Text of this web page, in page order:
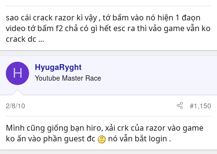
sao cái crack razor kì vậy , tớ bấm vào nó hiện 1 đaọn
video tớ bấm f2 chả có gì hết esc ra thì vảo game vẫn ko
crack dc ...
H HyugaRyght
Youtube Master Race
2/8/10 #1,150
Mình cũng giống bạn hiro, xải crk của razor vào game
ko ấn vào phần guest đc
nó vẫn bắt login .